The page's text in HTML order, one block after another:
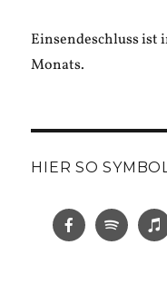
Einsendeschluss ist
Monats.
HIER SO